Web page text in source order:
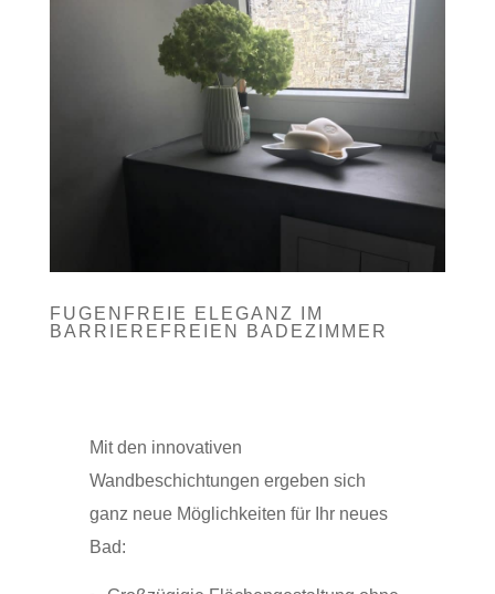
FUGENFREIE ELEGANZ IM
BARRIEREFREIEN BADEZIMMER
Mit den innovativen
Wandbeschichtungen ergeben sich
ganz neue Möglichkeiten für Ihr neues
Bad: